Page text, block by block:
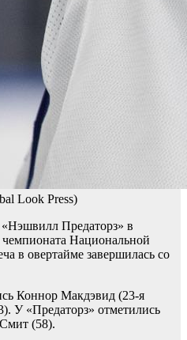
Look Press)
Предаторз» в
Национальной
в овертайме завершилась со
Коннор Макдэвид (23-я
У «Предаторз» отметились
(58).